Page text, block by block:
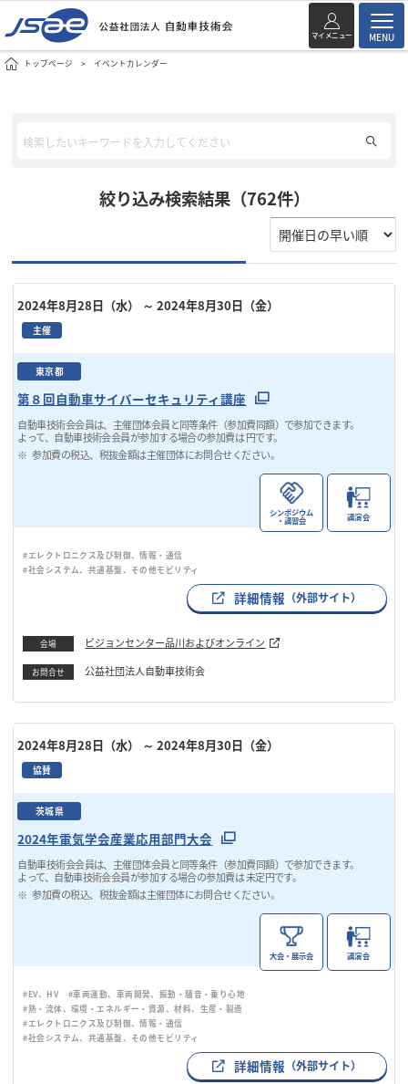
マイメニュー MENU
トップページ イベントカレンダー
絞り込み検索結果（762件）
2024年8月28日（水） ～ 2024年8月30日（金）
主催
東京都
第８回自動車サイバーセキュリティ講座
自動車技術会会員は、主催団体会員と同等条件（参加費同額）で参加できます。
よって、自動車技術会会員が参加する場合の参加費は 円です。
参加費の税込、税抜金額は主催団体にお問合せください。
シンポジウム
・講習会 講演会
#エレクトロニクス及び制御、情報・通信
#社会システム、共通基盤、その他モビリティ
詳細情報 （外部サイト）
会場 ビジョンセンター品川およびオンライン
お問合せ 公益社団法人自動車技術会
2024年8月28日（水） ～ 2024年8月30日（金）
協賛
茨城県
2024年電気学会産業応用部門大会
自動車技術会会員は、主催団体会員と同等条件（参加費同額）で参加できます。
よって、自動車技術会会員が参加する場合の参加費は 未定円です。
参加費の税込、税抜金額は主催団体にお問合せください。
大会・展示会 講演会
#EV、HV
#車両運動、車両開発、振動・騒音・乗り心地
#熱・流体、環境・エネルギー・資源、材料、生産・製造
#エレクトロニクス及び制御、情報・通信
#社会システム、共通基盤、その他モビリティ
詳細情報 （外部サイト）